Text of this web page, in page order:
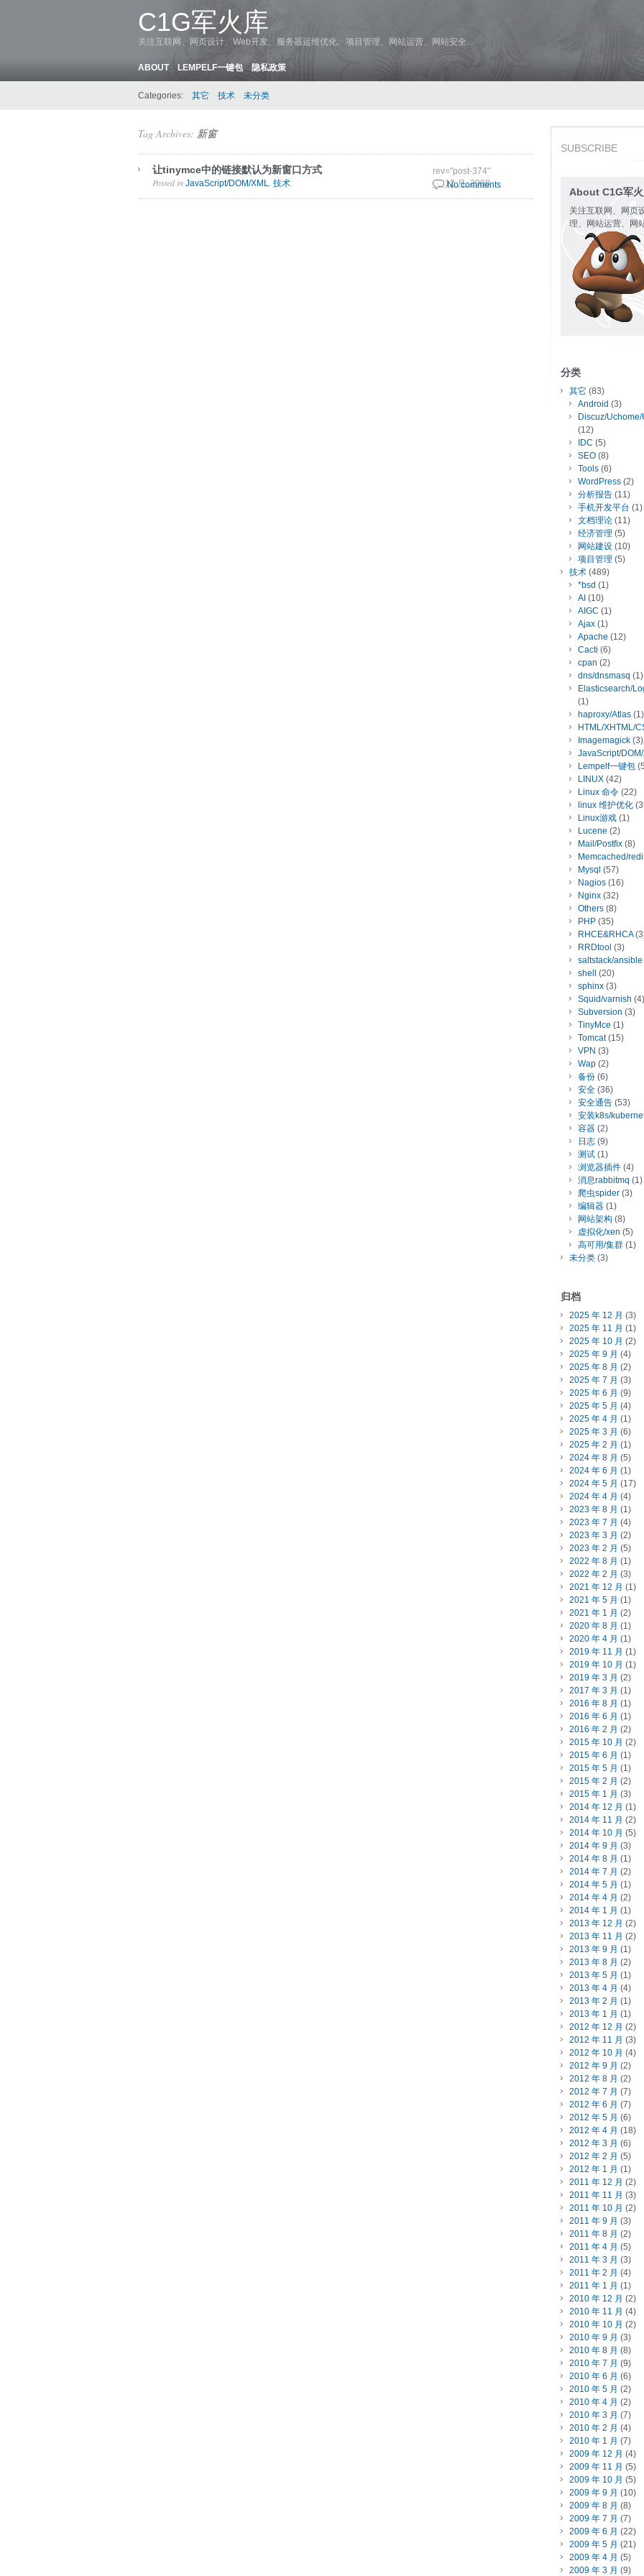
C1G军火库
关注互联网、网页设计、Web开发、服务器运维优化、项目管理、网站运营、网站安全…
ABOUT LEMPELF一键包 隐私政策
Categories: 其它 技术 未分类
Tag Archives: 新窗
让tinymce中的链接默认为新窗口方式
19 12 月, 2008
Posted in JavaScript/DOM/XML 技术
rev="post-374"
No comments
SUBSCRIBE
About C1G军
关注互联网、网页
理、网站运营、网
分类
其它 (83)
Android (3)
Discuz/
(12)
IDC (5)
SEO (8)
Tools (6)
WordPress (2)
分析报告 (11)
手机开发平台 (1)
文档理论 (11)
经济管理 (5)
网站建设 (10)
项目管理 (5)
技术 (489)
*bsd (1)
AI (10)
AIGC (1)
Ajax (1)
Apache (12)
Cacti (6)
cpan (2)
dns/dnsmasq (1)
Elasticsearch/
(1)
haproxy/Atlas (1)
HTML/XHTML/
Imagemagick (3)
JavaScript/
Lempelf一键包
LINUX (42)
Linux 命令 (22)
linux 维护优化
Linux游戏 (1)
Lucene (2)
Mail/Postfix (8)
Memcached/
Mysql (57)
Nagios (16)
Nginx (32)
Others (8)
PHP (35)
RHCE&RHCA
RRDtool (3)
saltstack/ansible
shell
(20)
sphinx (3)
Squid/varnish (4)
Subversion (3)
TinyMce (1)
Tomcat(15)
VPN (3)
Wap (2)
备份 (6)
安全 (36)
安全通告 (53)
安装k8s/
容器 (2)
日志 (9)
测试 (1)
浏览器插件 (4)
消息rabbitmq (1)
爬虫spider (3)
编辑器 (1)
网站架构 (8)
虚拟化/xen (5)
高可用/集群 (1)
未分类 (3)
归档
2025 年 12 月 (3)
2025 年 11 月 (1)
2025 年 10 月 (2)
2025 年 9 月 (4)
2025 年 8 月 (2)
2025 年 7 月 (3)
2025 年 6 月 (9)
2025 年 5 月 (4)
2025 年 4 月 (1)
2025 年 3 月 (6)
2025 年 2 月 (1)
2024 年 8 月 (5)
2024 年 6 月 (1)
2024 年 5 月 (17)
2024 年 4 月 (4)
2023 年 8 月 (1)
2023 年 7 月 (4)
2023 年 3 月 (2)
2023 年 2 月 (5)
2022 年 8 月 (1)
2022 年 2 月 (3)
2021 年 12 月 (1)
2021 年 5 月 (1)
2021 年 1 月 (2)
2020 年 8 月 (1)
2020 年 4 月 (1)
2019 年 11 月 (1)
2019 年 10 月 (1)
2019 年 3 月 (2)
2017 年 3 月 (1)
2016 年 8 月 (1)
2016 年 6 月 (1)
2016 年 2 月 (2)
2015 年 10 月 (2)
2015 年 6 月 (1)
2015 年 5 月 (1)
2015 年 2 月 (2)
2015 年 1 月 (3)
2014 年 12 月 (1)
2014 年 11 月 (2)
2014 年 10 月 (5)
2014 年 9 月 (3)
2014 年 8 月 (1)
2014 年 7 月 (2)
2014 年 5 月 (1)
2014 年 4 月 (2)
2014 年 1 月 (1)
2013 年 12 月 (2)
2013 年 11 月 (2)
2013 年 9 月 (1)
2013 年 8 月 (2)
2013 年 5 月 (1)
2013 年 4 月 (4)
2013 年 2 月 (1)
2013 年 1 月 (1)
2012 年 12 月 (2)
2012 年 11 月 (3)
2012 年 10 月 (4)
2012 年 9 月 (2)
2012 年 8 月 (2)
2012 年 7 月 (7)
2012 年 6 月 (7)
2012 年 5 月 (6)
2012 年 4 月 (18)
2012 年 3 月 (6)
2012 年 2 月 (5)
2012 年 1 月 (1)
2011 年 12 月 (2)
2011 年 11 月 (3)
2011 年 10 月 (2)
2011 年 9 月 (3)
2011 年 8 月 (2)
2011 年 4 月 (5)
2011 年 3 月 (3)
2011 年 2 月 (4)
2011 年 1 月 (1)
2010 年 12 月 (2)
2010 年 11 月 (4)
2010 年 10 月 (2)
2010 年 9 月 (3)
2010 年 8 月 (8)
2010 年 7 月 (9)
2010 年 6 月 (6)
2010 年 5 月 (2)
2010 年 4 月 (2)
2010 年 3 月 (7)
2010 年 2 月 (4)
2010 年 1 月 (7)
2009 年 12 月 (4)
2009 年 11 月 (5)
2009 年 10 月 (5)
2009 年 9 月 (10)
2009 年 8 月 (8)
2009 年 7 月 (7)
2009 年 6 月 (22)
2009 年 5 月 (21)
2009 年 4 月 (5)
2009 年 3 月 (9)